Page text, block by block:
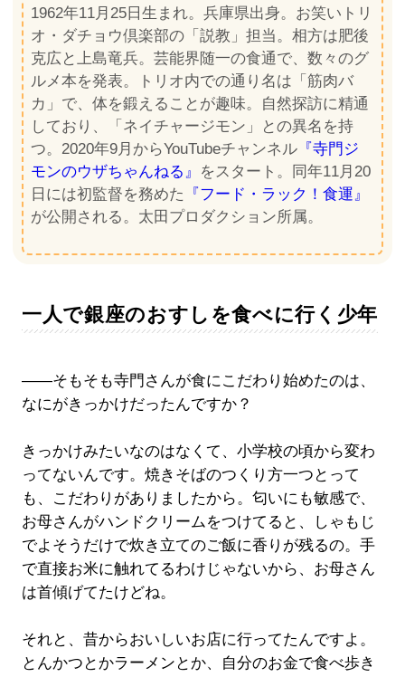
1962年11月25日生まれ。兵庫県出身。お笑いトリ
オ・ダチョウ倶楽部の「説教」担当。相方は肥後
克広と上島竜兵。芸能界随一の食通で、数々のグ
ルメ本を発表。トリオ内での通り名は「筋肉バ
カ」で、体を鍛えることが趣味。自然探訪に精通
しており、「ネイチャージモン」との異名を持
つ。2020年9月からYouTubeチャンネル 『寺門ジ
モンのウザちゃんねる』 をスタート。同年11月20
日には初監督を務めた
『フード・ラック！食運』
が公開される。太田プロダクション所属。
一人で銀座のおすしを食べに行く少年
――そもそも寺門さんが食にこだわり始めたのは、
なにがきっかけだったんですか？
きっかけみたいなのはなくて、小学校の頃から変わ
ってないんです。焼きそばのつくり方一つとって
も、こだわりがありましたから。匂いにも敏感で、
お母さんがハンドクリームをつけてると、しゃもじ
でよそうだけで炊き立てのご飯に香りが残るの。手
で直接お米に触れてるわけじゃないから、お母さん
は首傾げてたけどね。
それと、昔からおいしいお店に行ってたんですよ。
とんかつとかラーメンとか、自分のお金で食べ歩き